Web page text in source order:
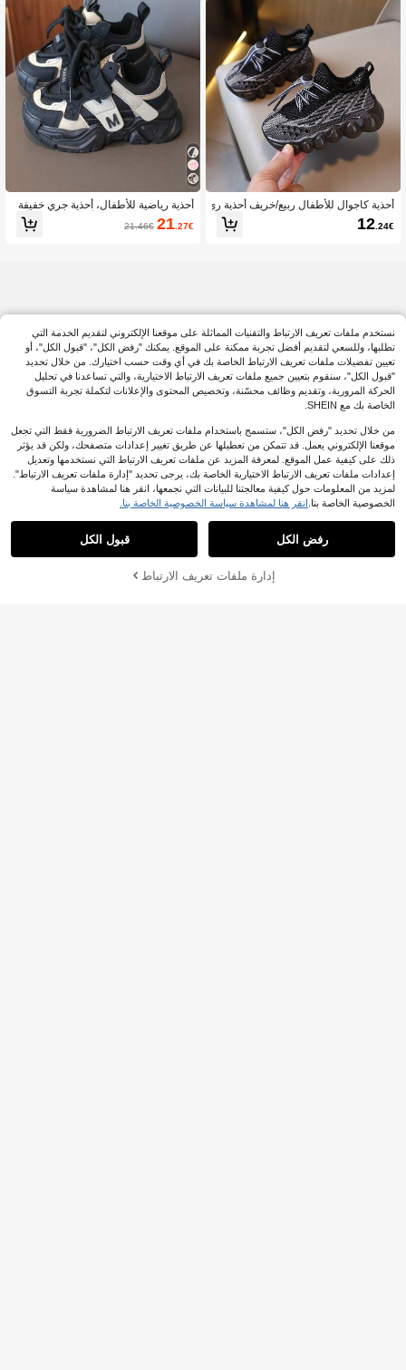
أحذية كاجوال للأطفال ربيع/خريف أحذية ري
اضية للجري للأولاد/البنات أحذية متعددة الا
ستخدامات موضة سهلة الارتداء
12.24€
أحذية رياضية للأطفال، أحذية جري خفيفة
جديدة للخريف للبنات، أحذية سميكة الأرب
طة قابلة للتنفس للأطفال الصغار والأطفا
21.27€
21.46€
أضف إلى عربة التسوق بنجاح
نستخدم ملفات تعريف الارتباط والتقنيات المماثلة على موقعنا الإلكتروني لتقديم الخدمة التي
تطلبها، وللسعي لتقديم أفضل تجربة ممكنة على الموقع. يمكنك "رفض الكل"، "قبول الكل"، أو
تعيين تفضيلات ملفات تعريف الارتباط الخاصة بك في أي وقت حسب اختيارك. من خلال تحديد
"قبول الكل"، سنقوم بتعيين جميع ملفات تعريف الارتباط الاختيارية، والتي تساعدنا في تحليل
الحركة المرورية، وتقديم وظائف محسّنة، وتخصيص المحتوى والإعلانات لتكملة تجربة التسوق
الخاصة بك مع SHEIN.
من خلال تحديد "رفض الكل"، ستسمح باستخدام ملفات تعريف الارتباط الضرورية فقط التي تجعل
موقعنا الإلكتروني يعمل. قد تتمكن من تعطيلها عن طريق تغيير إعدادات متصفحك، ولكن قد يؤثر
ذلك على كيفية عمل الموقع. لمعرفة المزيد عن ملفات تعريف الارتباط التي نستخدمها وتعديل
إعدادات ملفات تعريف الارتباط الاختيارية الخاصة بك، يرجى تحديد "إدارة ملفات تعريف الارتباط".
لمزيد من المعلومات حول كيفية معالجتنا للبيانات التي نجمعها، انقر هنا لمشاهدة سياسة
الخصوصية الخاصة بنا. انقر هنا لمشاهدة سياسة الخصوصية الخاصة بنا.
رفض الكل قبول الكل
إدارة ملفات تعريف الارتباط